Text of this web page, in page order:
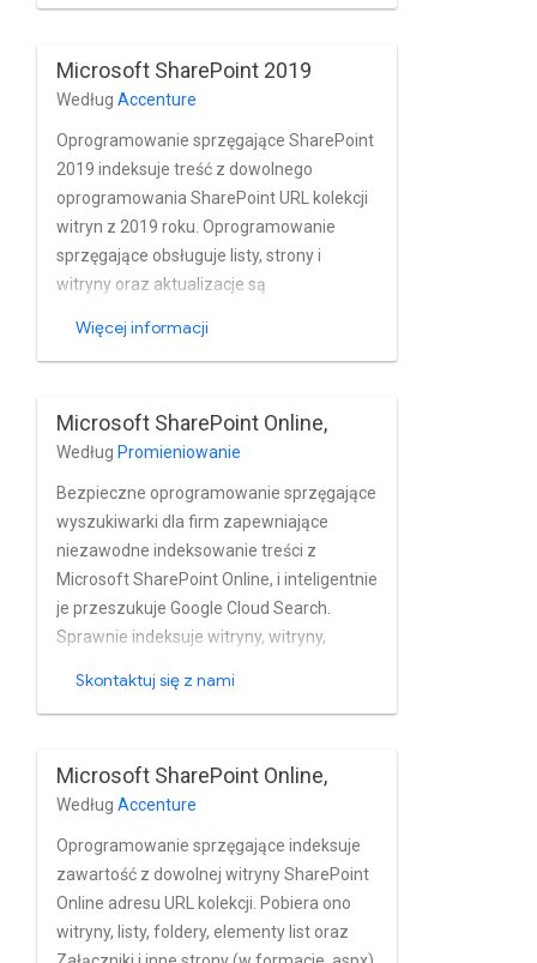
umożliwiają uwzględnianie lub
Microsoft SharePoint 2019
Według Accenture
Oprogramowanie sprzęgające SharePoint
2019 indeksuje treść z dowolnego
oprogramowania SharePoint URL kolekcji
witryn z 2019 roku. Oprogramowanie
sprzęgające obsługuje listy, strony i
witryny oraz aktualizacje są
korzystając z historii zmian w SharePoint.
Więcej informacji
Microsoft SharePoint Online,
Według Promieniowanie
Bezpieczne oprogramowanie sprzęgające
wyszukiwarki dla firm zapewniające
niezawodne indeksowanie treści z
Microsoft SharePoint Online, i inteligentnie
je przeszukuje Google Cloud Search.
Sprawnie indeksuje witryny, witryny,
wiki, dokumenty OneNote, elementy listy,
czasie rzeczywistym. Oprogramowanie
sprzęgające w pełni obsługuje Microsoft
SharePoint Wbudowane funkcje
zarządzania użytkownikami i grupami w
trybie online, a także Azure Active
Katalogu oraz dostawców protokołu
OAuth, takich jak SiteMinder czy Okta. i
Skontaktuj się z nami
Microsoft SharePoint Online,
Według Accenture
Oprogramowanie sprzęgające indeksuje
zawartość z dowolnej witryny SharePoint
Online adresu URL kolekcji. Pobiera ono
witryny, listy, foldery, elementy list oraz